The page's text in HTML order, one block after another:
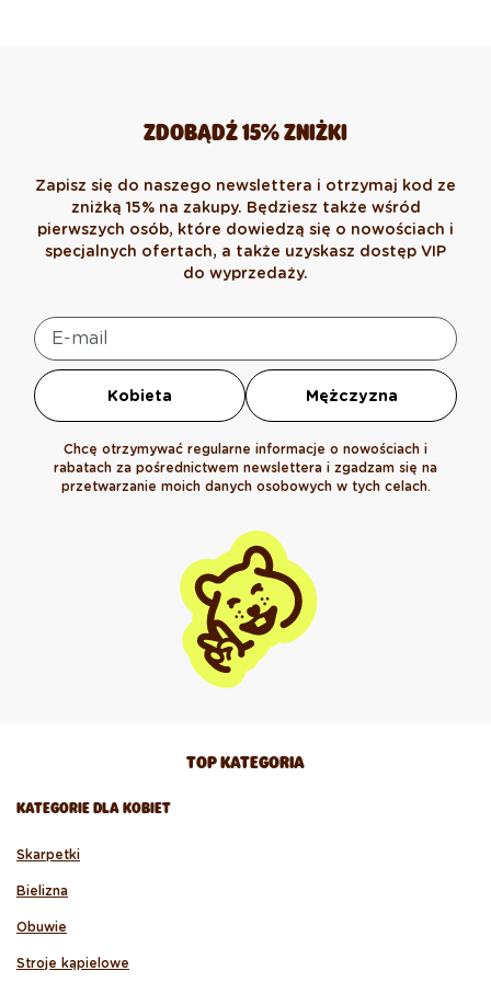
ZDOBĄDŹ 15% ZNIŻKI
Zapisz się do naszego newslettera i otrzymaj kod ze
zniżką 15% na zakupy. Będziesz także wśród
pierwszych osób, które dowiedzą się o nowościach i
specjalnych ofertach, a także uzyskasz dostęp VIP
do wyprzedaży.
Kobieta Mężczyzna
Chcę otrzymywać regularne informacje o nowościach i
rabatach za pośrednictwem newslettera i zgadzam się na
przetwarzanie moich danych osobowych w tych celach.
TOP KATEGORIA
KATEGORIE DLA KOBIET
Skarpetki
Bielizna
Obuwie
Stroje kąpielowe